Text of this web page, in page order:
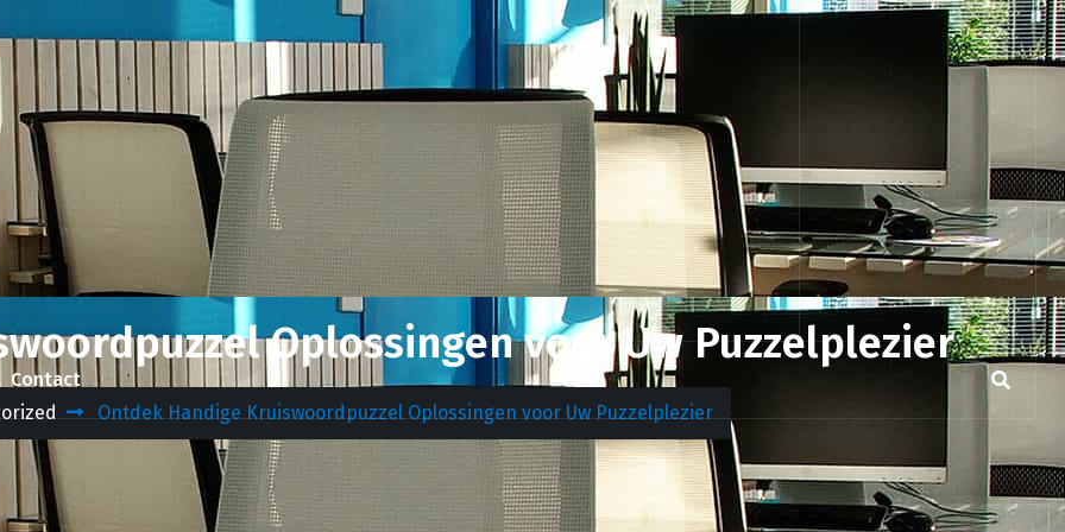
Contact
Oplossingen voor Uw Puzzelplezier
Ontdek Handige Kruiswoordpuzzel Oplossingen voor Uw Puzzelplezier